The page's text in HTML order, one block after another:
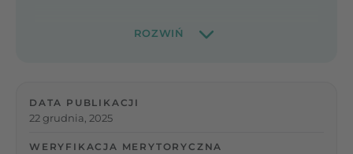
DATA PUBLIKACJI
22 grudnia, 2025
WERYFIKACJA MERYTORYCZNA